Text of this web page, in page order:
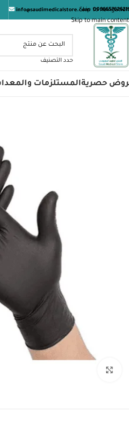
Skip to navigation
Skip to main content
info@saudimedicalstore.com
حدد التصنيف
حصريةالمستلزمات